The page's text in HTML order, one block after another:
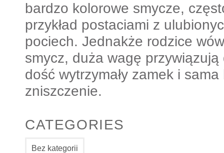
bardzo kolorowe smycze,
przykład postaciami z
pociech. Jednakże rodzice
smycz, duża wagę przywiązują
dość wytrzymały zamek i
zniszczenie.
CATEGORIES
Bez kategorii